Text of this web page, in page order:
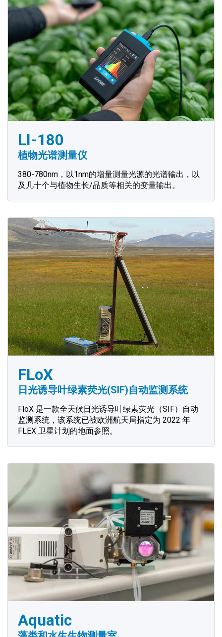
LI-180
植物光谱测量仪
380-780nm，以1nm的增量测量光源的光谱输出，以
及几十个与植物生长/品质等相关的变量输出。
FLoX
日光诱导叶绿素荧光(SIF)自动监测系统
FloX 是一款全天候日光诱导叶绿素荧光（SIF）自动
监测系统，该系统已被欧洲航天局指定为 2022 年
FLEX 卫星计划的地面参照。
Aquatic